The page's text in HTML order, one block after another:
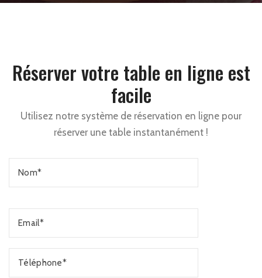
Réserver votre table en ligne est
facile
Utilisez notre système de réservation en ligne pour
réserver une table instantanément !